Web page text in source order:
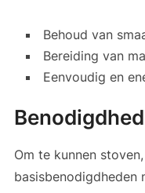
Behoud van
Bereiding van
Eenvoudig en
Om te kunnen
basisbenodigdheden